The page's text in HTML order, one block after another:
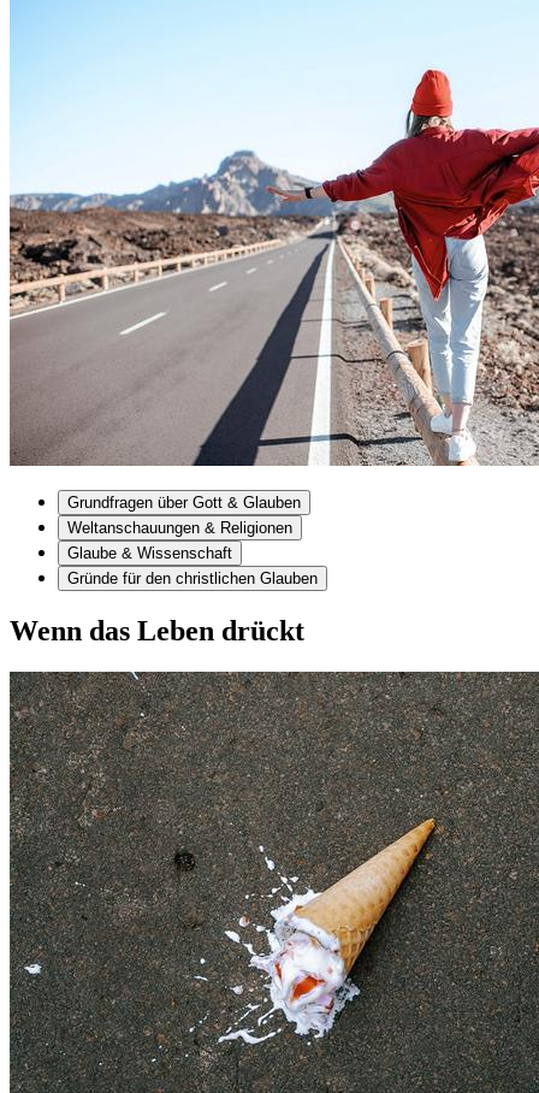
Grundfragen über Gott & Glauben
Weltanschauungen & Religionen
Glaube & Wissenschaft
Gründe für den christlichen Glauben
Wenn das Leben drückt